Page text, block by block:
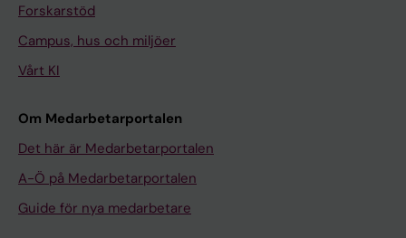
Forskarstöd
Campus, hus och miljöer
Vårt KI
Om Medarbetarportalen
Det här är Medarbetarportalen
A-Ö på Medarbetarportalen
Guide för nya medarbetare